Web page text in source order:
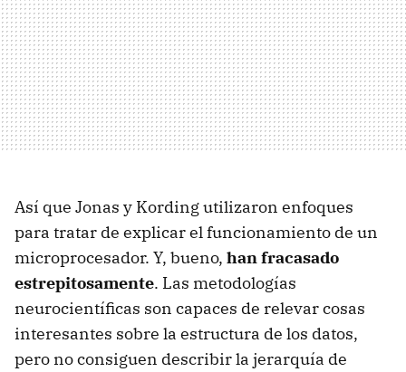
Así que Jonas y Kording utilizaron enfoques
para tratar de explicar el funcionamiento de un
microprocesador. Y, bueno, han fracasado
estrepitosamente. Las metodologías
neurocientíficas son capaces de relevar cosas
interesantes sobre la estructura de los datos,
pero no consiguen describir la jerarquía de